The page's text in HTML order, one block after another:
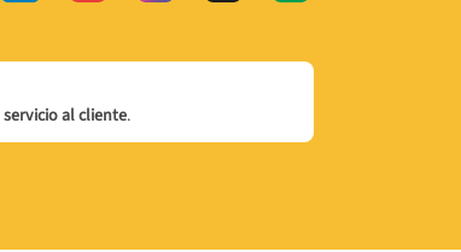
servicio al cliente.